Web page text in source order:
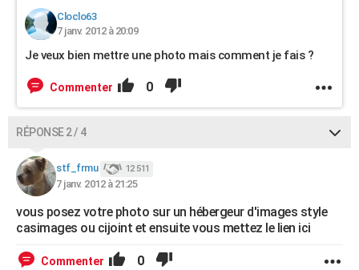
Cloclo63
7 janv. 2012 à 20:09
Je veux bien mettre une photo mais comment je fais ?
Commenter 0
RÉPONSE 2 / 4
stf_frmu 12 511
7 janv. 2012 à 21:25
vous posez votre photo sur un hébergeur d'images style
casimages ou cijoint et ensuite vous mettez le lien ici
Commenter 0